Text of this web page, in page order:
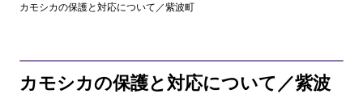
カモシカの保護と対応について／紫波町
カモシカの保護と対応について／紫波